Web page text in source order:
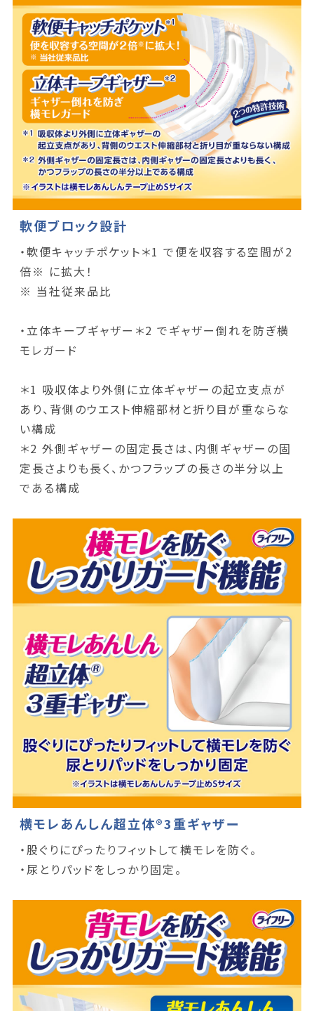
軟便ブロック設計
・軟便キャッチポケット＊1 で便を収容する空間が2
倍※ に拡大！
※ 当社従来品比
・立体キープギャザー＊2 でギャザー倒れを防ぎ横
モレガード
＊1 吸収体より外側に立体ギャザーの起立支点が
あり、背側のウエスト伸縮部材と折り目が重ならな
い構成
＊2 外側ギャザーの固定長さは、内側ギャザーの固
定長さよりも長く、かつフラップの長さの半分以上
である構成
横モレあんしん超立体®3重ギャザー
・股ぐりにぴったりフィットして横モレを防ぐ。
・尿とりパッドをしっかり固定。